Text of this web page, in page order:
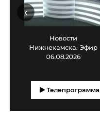
Новости
Нижнекамска. Эфир
06.08.2026
‹
Телепрограмма